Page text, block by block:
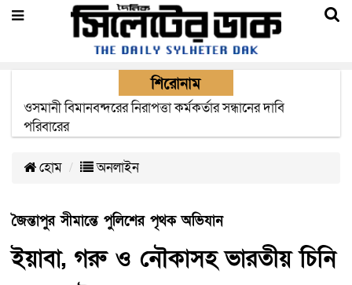
শিরোনাম
এক মাসের মধ্যে সিলেট-জাফলং রেললাইন নির্মাণ প্রকল্পের কাজ
দৃশ্যমান হবে- শ্রম মন্ত্রী
হোম অনলাইন
জৈন্তাপুর সীমান্তে পুলিশের পৃথক অভিযান
ইয়াবা, গরু ও নৌকাসহ ভারতীয় চিনি